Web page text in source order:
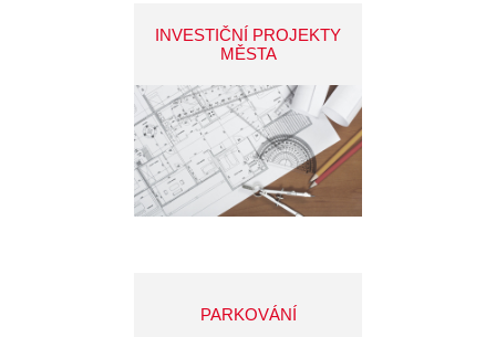
INVESTIČNÍ PROJEKTY
MĚSTA
PARKOVÁNÍ